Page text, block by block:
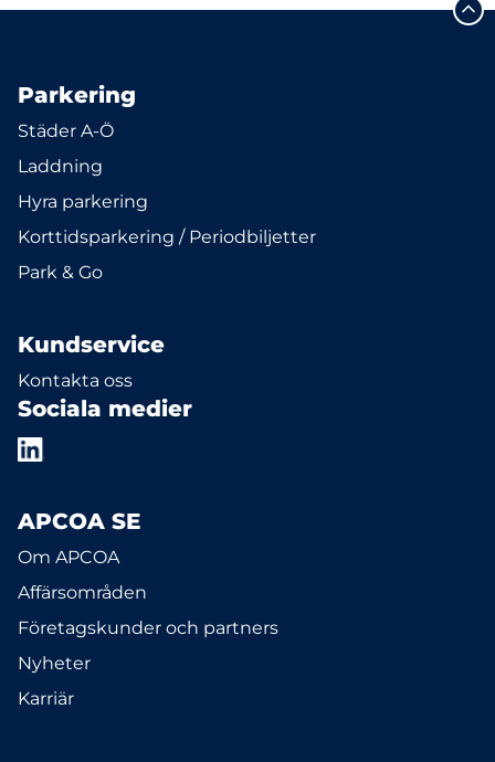
Parkering
Städer A-Ö
Laddning
Hyra parkering
Korttidsparkering / Periodbiljetter
Park & Go
Kundservice
Kontakta oss
Sociala medier
APCOA SE
Om APCOA
Affärsområden
Företagskunder och partners
Nyheter
Karriär